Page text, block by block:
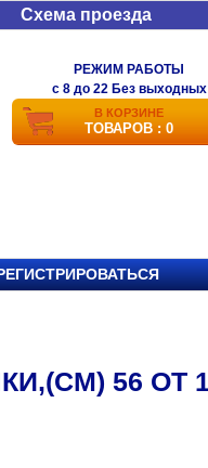
Схема проезда
РЕЖИМ РАБОТЫ
c 8 до 22 Без выходных
В КОРЗИНЕ
ТОВАРОВ : 0
56 ОТ